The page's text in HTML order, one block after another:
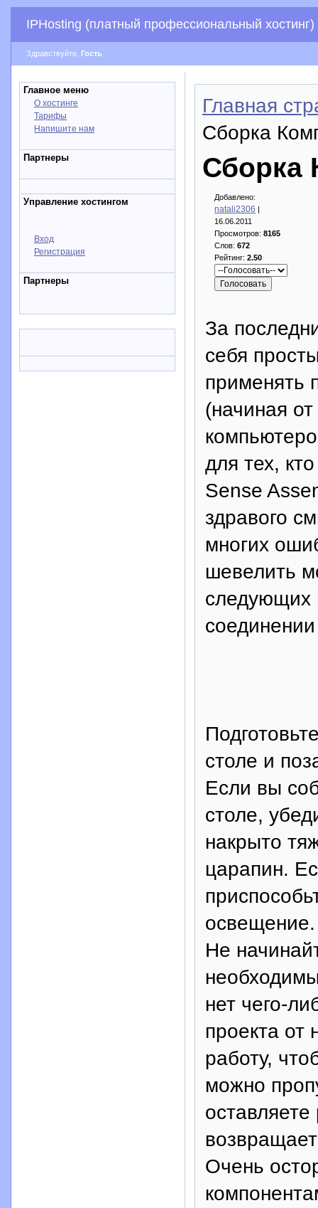
IPHosting (платный профессиональный хостинг)
Здравствуйте, Гость
Главное меню
О хостинге
Тарифы
Напишите нам
Партнеры
Управление хостингом
Вход
Регистрация
Партнеры
Главная
Сборка
Сборка
Добавлено:
natali2306 |
16.06.2011
Просмотров: 8165
Слов: 672
Рейтинг: 2.50
За
себя
применять
(начиная
для тех,
Sense
здравого
многих
шевелить
следующих
столе и
Если вы
столе,
накрыто
царапин.
освещение.
Не
нет чего-
проекта от
работу,
можно
Очень